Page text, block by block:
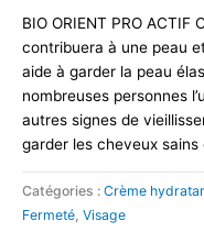
BIO ORIENT PRO ACTIF
contribuera à une peau
aide à garder la peau
nombreuses personnes
autres signes de
garder les cheveux sains
Catégories : Crème
Fermeté Visage